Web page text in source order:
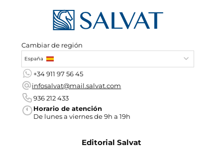
Cambiar de región
España
+34 911 97 56 45
infosalvat@mail.salvat.com
936 212 433
Horario de atención
De lunes a viernes de 9h a 19h
Editorial Salvat